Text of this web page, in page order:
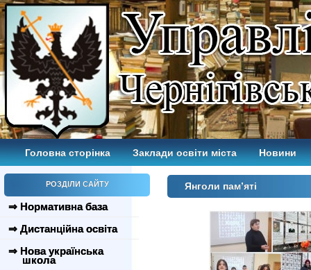
Головна сторінка Заклади освіти міста Новини
РОЗДІЛИ САЙТУ
⇒ Нормативна база
⇒ Дистанційна освіта
⇒ Нова українська
школа
Янголи пам’яті